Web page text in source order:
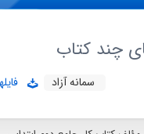
چند کتاب
سمانه آزاد